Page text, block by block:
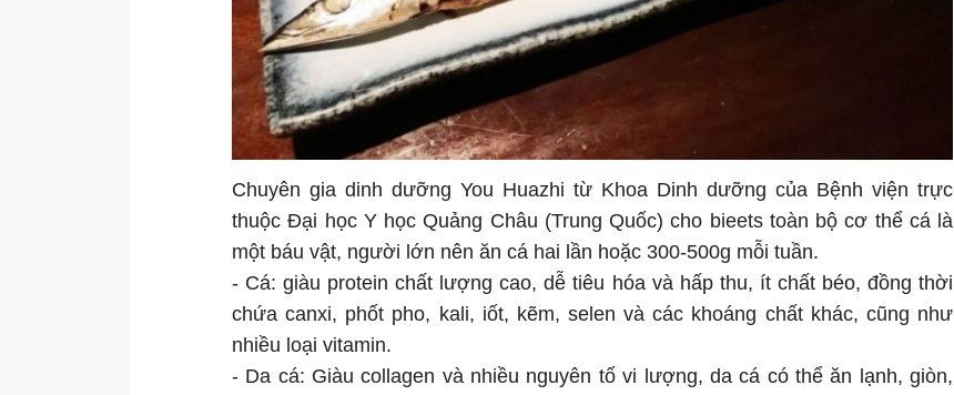
Chuyên gia dinh dưỡng You Huazhi từ Khoa Dinh dưỡng của Bệnh viện trực
thuộc Đại học Y học Quảng Châu (Trung Quốc) cho bieets toàn bộ cơ thể cá là
một báu vật, người lớn nên ăn cá hai lần hoặc 300-500g mỗi tuần.
- Cá: giàu protein chất lượng cao, dễ tiêu hóa và hấp thu, ít chất béo, đồng thời
chứa canxi, phốt pho, kali, iốt, kẽm, selen và các khoáng chất khác, cũng như
nhiều loại vitamin.
- Da cá: Giàu collagen và nhiều nguyên tố vi lượng, da cá có thể ăn lạnh, giòn,